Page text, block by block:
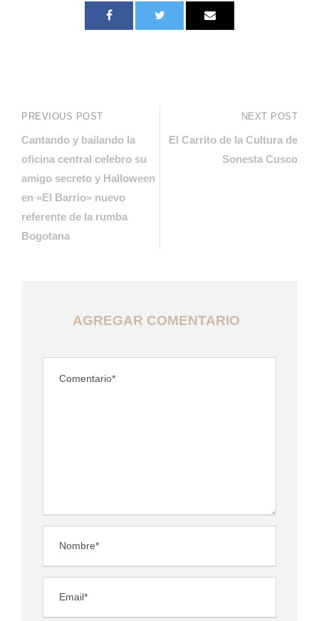
PREVIOUS POST
Cantando y bailando la
oficina central celebro su
amigo secreto y Halloween
en «El Barrio» nuevo
referente de la rumba
Bogotana
NEXT POST
El Carrito de la Cultura de
Sonesta Cusco
AGREGAR COMENTARIO